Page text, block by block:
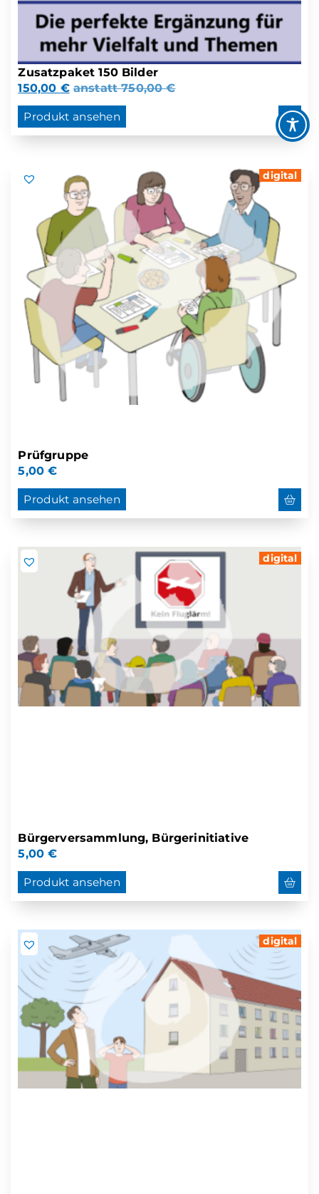
Zusatzpaket 150 Bilder
150,00 € anstatt750,00€
Produkt ansehen
digital
Prüfgruppe
5,00€
Produkt ansehen
digital
Bürgerversammlung, Bürgerinitiative
5,00€
Produkt ansehen
digital